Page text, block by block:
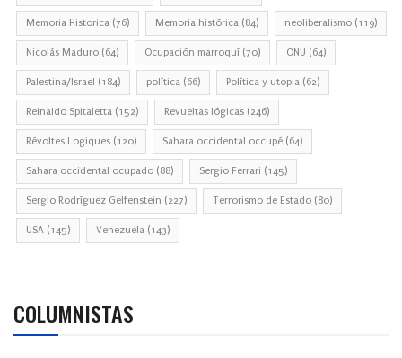
Memoria Historica (76) Memoria histórica (84) neoliberalismo (119)
Nicolás Maduro (64) Ocupación marroquí (70) ONU (64)
Palestina/Israel (184) política (66) Política y utopia (62)
Reinaldo Spitaletta (152) Revueltas lógicas (246)
Révoltes Logiques (120) Sahara occidental occupé (64)
Sahara occidental ocupado (88) Sergio Ferrari (145)
Sergio Rodríguez Gelfenstein (227) Terrorismo de Estado (80)
USA (145) Venezuela (143)
COLUMNISTAS